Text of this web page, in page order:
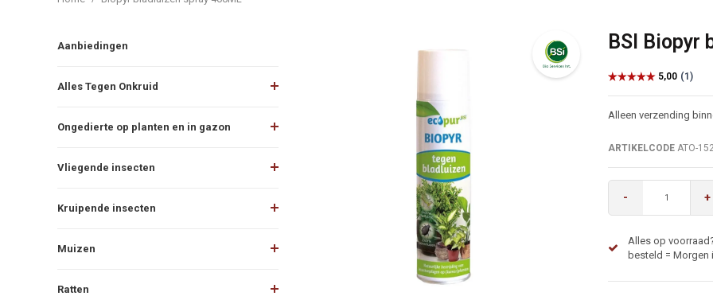
Aanbiedingen
Alles Tegen Onkruid
Ongedierte op planten en in gazon
Vliegende insecten
Kruipende insecten
Muizen
Ratten
BSI Biopyr
Alleen verzending
ARTIKELCODEATO-
- +
Alles op
besteld = Morgen